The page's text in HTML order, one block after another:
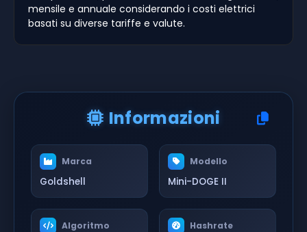
mensile e annuale considerando i costi elettrici
basati su diverse tariffe e valute.
Informazioni
Marca
Goldshell
Modello
Mini-DOGE II
Algoritmo Hashrate